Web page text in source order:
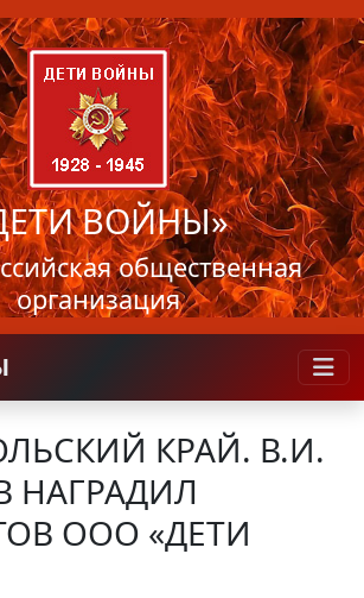
ВОЙНЫ»
общественная
организация
КРАЙ. В.И.
НАГРАДИЛ
ООО «ДЕТИ